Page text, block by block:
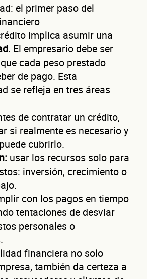
el primer paso del
implica asumir una
. El empresario debe ser
cada peso prestado
de pago. Esta
se refleja en tres áreas
de contratar un crédito,
si realmente es necesario y
cubrirlo.
usar los recursos solo para
inversión, crecimiento o
con los pagos en tiempo
tentaciones de desviar
personales o
financiera no solo
también da certeza a